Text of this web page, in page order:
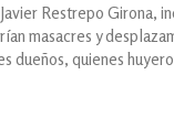
Restrepo Girona,
masacres y
dueños, quienes